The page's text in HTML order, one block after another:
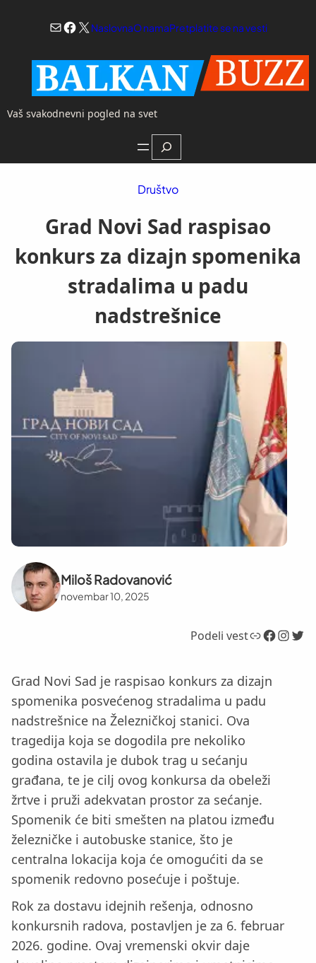
Mail
Facebook
X NaslovnaO namaPretplatite se na vesti
Vaš svakodnevni pogled na svet
Search
Društvo
Grad Novi Sad raspisao
konkurs za dizajn spomenika
stradalima u padu
nadstrešnice
Miloš Radovanović
novembar 10, 2025
Podeli vestLink Facebook InstagramTwitter
Grad Novi Sad je raspisao konkurs za dizajn
spomenika posvećenog stradalima u padu
nadstrešnice na Železničkoj stanici. Ova
tragedija koja se dogodila pre nekoliko
godina ostavila je dubok trag u sećanju
građana, te je cilj ovog konkursa da obeleži
žrtve i pruži adekvatan prostor za sećanje.
Spomenik će biti smešten na platou između
železničke i autobuske stanice, što je
centralna lokacija koja će omogućiti da se
spomenik redovno posećuje i poštuje.
Rok za dostavu idejnih rešenja, odnosno
konkursnih radova, postavljen je za 6. februar
2026. godine. Ovaj vremenski okvir daje